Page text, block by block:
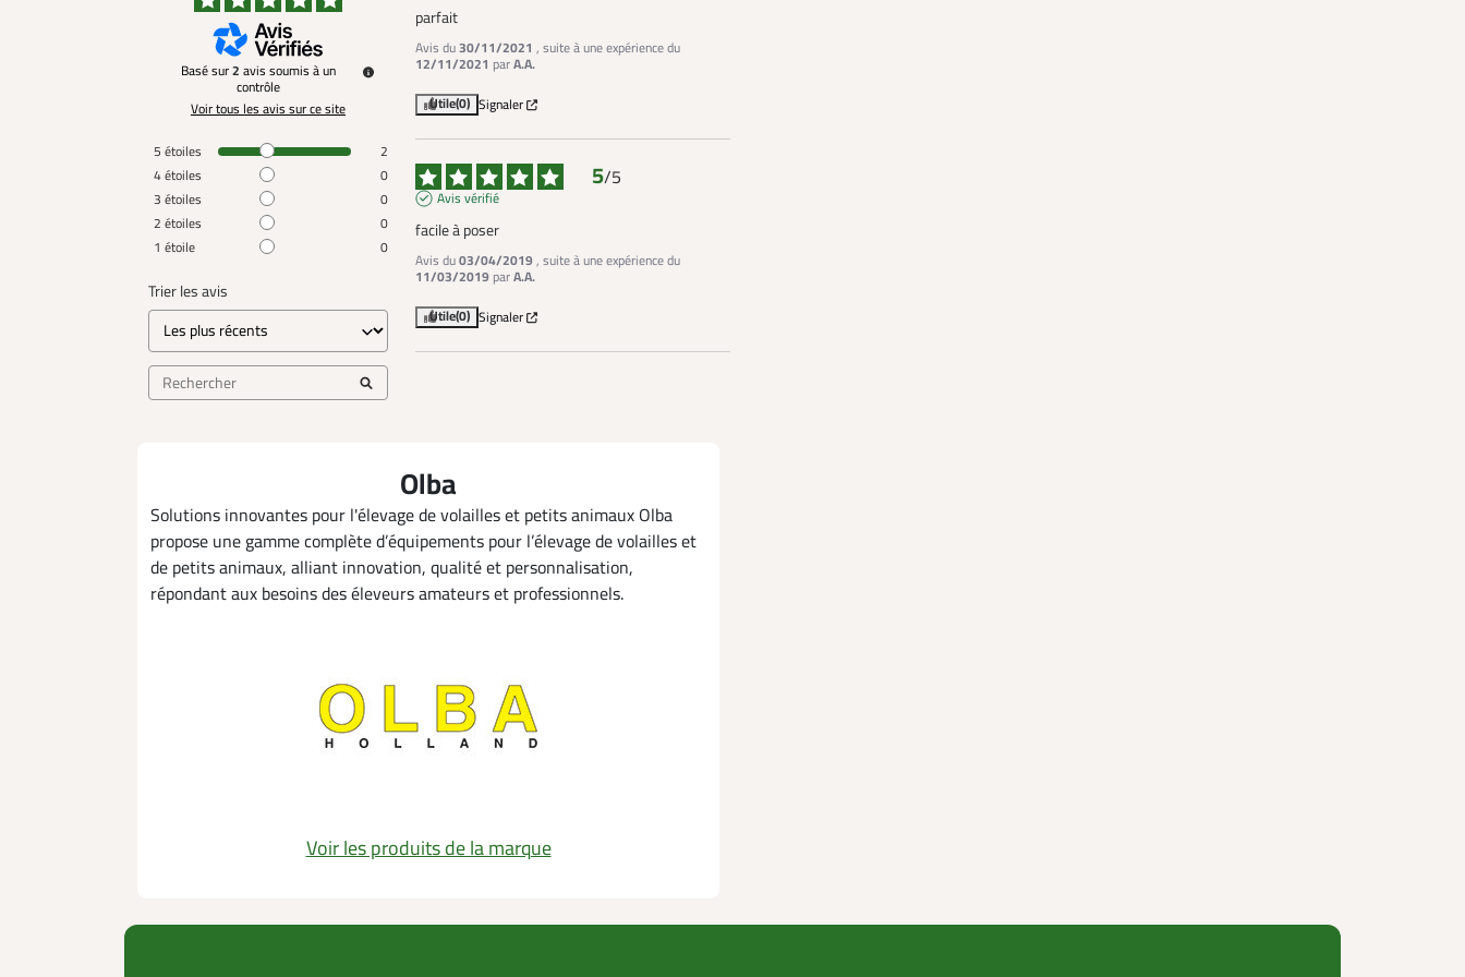
Basé sur2 avis soumis à un
contrôle
Voir tous les avis sur ce site
5 étoiles
2
4étoiles
0
3 étoiles
0
2 étoiles
0
1 étoile 0
Trier les avis
parfait
Avis du30/11/2021 , suite à une expérience du
12/11/2021 parA.A.
Utile(0) Signaler
5/5
Avis vérifié
facile à poser
Avis du03/04/2019, suite à une expérience du
11/03/2019 parA.A.
Utile(0) Signaler
Olba
Solutions innovantes pour l'élevage de volailles et petits animaux Olba
propose une gamme complète d’équipements pour l’élevage de volailles et
de petits animaux, alliant innovation, qualité et personnalisation,
répondant aux besoins des éleveurs amateurs et professionnels.
Voir les produits de la marque